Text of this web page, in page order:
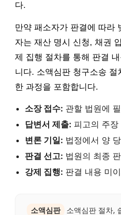
다.
만약 패소자가 판결에 따라
자는 재산 명시 신청, 채권
제 집행 절차를 통해 판결
니다. 소액심판 청구소송 절
한 과정을 포함합니다.
소장 접수: 관할 법원에
답변서 제출: 피고의 주
변론 기일: 법정에서 양
판결 선고: 법원의 최종
강제 집행: 판결 내용 미
소액심판 소액심판 절차,